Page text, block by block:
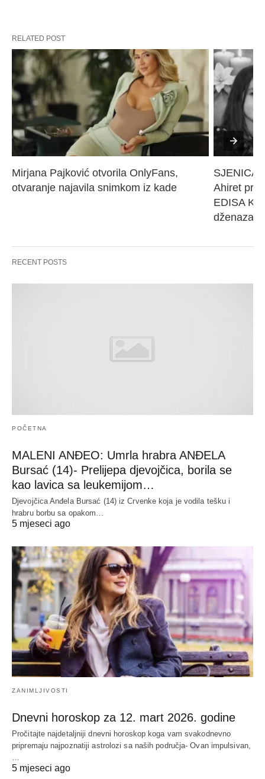
RELATED POST
Mirjana Pajković otvorila OnlyFans,
otvaranje najavila snimkom iz kade
SJENICA
Ahiret
EDISA
dženaza
RECENT POSTS
POČETNA
MALENI ANĐEO: Umrla hrabra ANĐELA
Bursać (14)- Prelijepa djevojčica, borila se
kao lavica sa leukemijom…
Djevojčica Anđela Bursać (14) iz Crvenke koja je vodila tešku i
hrabru borbu sa opakom…
5 mjeseci ago
ZANIMLJIVOSTI
Dnevni horoskop za 12. mart 2026. godine
Pročitajte najdetaljniji dnevni horoskop koga vam svakodnevno
pripremaju najpoznatiji astrolozi sa naših područja- Ovan impulsivan,
…
5 mjeseci ago